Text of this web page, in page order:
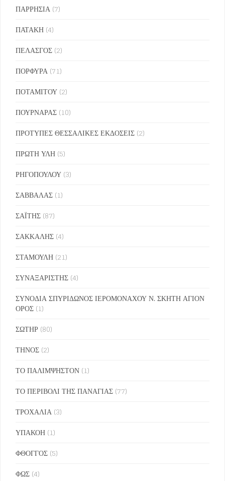
ΠΑΡΡΗΣΙΑ (7)
ΠΑΤΑΚΗ (4)
ΠΕΛΑΣΓΟΣ (2)
ΠΟΡΦΥΡΑ (71)
ΠΟΤΑΜΙΤΟΥ (2)
ΠΟΥΡΝΑΡΑΣ (10)
ΠΡΟΤΥΠΕΣ ΘΕΣΣΑΛΙΚΕΣ ΕΚΔΟΣΕΙΣ (2)
ΠΡΩΤΗ ΥΛΗ (5)
ΡΗΓΟΠΟΥΛΟΥ (3)
ΣΑΒΒΑΛΑΣ (1)
ΣΑΪΤΗΣ (87)
ΣΑΚΚΑΛΗΣ (4)
ΣΤΑΜΟΥΛΗ (21)
ΣΥΝΑΞΑΡΙΣΤΗΣ (4)
ΣΥΝΟΔΙΑ ΣΠΥΡΙΔΩΝΟΣ ΙΕΡΟΜΟΝΑΧΟΥ Ν. ΣΚΗΤΗ ΑΓΙΟΝ
ΟΡΟΣ (1)
ΣΩΤΗΡ (80)
ΤΗΝΟΣ (2)
ΤΟ ΠΑΛΙΜΨΗΣΤΟΝ (1)
ΤΟ ΠΕΡΙΒΟΛΙ ΤΗΣ ΠΑΝΑΓΙΑΣ (77)
ΤΡΟΧΑΛΙΑ (3)
ΥΠΑΚΟΗ (1)
ΦΘΟΓΓΟΣ (5)
ΦΩΣ (4)